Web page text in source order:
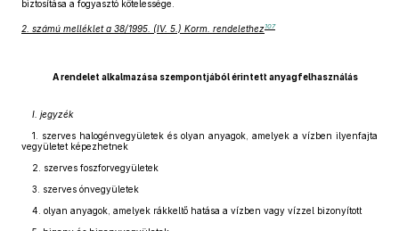
biztosítása a fogyasztó kötelessége.
2. számú melléklet a 38/1995. (IV. 5.) Korm. rendelethez107
A rendelet alkalmazása szempontjából érintett anyagfelhasználás
I. jegyzék
1. szerves halogénvegyületek és olyan anyagok, amelyek a vízben ilyenfajta
vegyületet képezhetnek
2. szerves foszforvegyületek
3. szerves ónvegyületek
4. olyan anyagok, amelyek rákkeltő hatása a vízben vagy vízzel bizonyított